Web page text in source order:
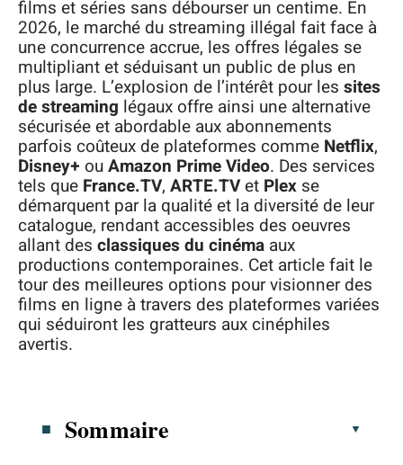
films et séries sans débourser un centime. En
2026, le marché du streaming illégal fait face à
une concurrence accrue, les offres légales se
multipliant et séduisant un public de plus en
plus large. L’explosion de l’intérêt pour les sites
de streaming légaux offre ainsi une alternative
sécurisée et abordable aux abonnements
parfois coûteux de plateformes comme Netflix,
Disney+ ouAmazon Prime Video. Des services
tels que France.TV, ARTE.TVet Plex se
démarquent par la qualité et la diversité de leur
catalogue, rendant accessibles des oeuvres
allant des classiques du cinéma aux
productions contemporaines. Cet article fait le
tour des meilleures options pour visionner des
films en ligne à travers des plateformes variées
qui séduiront les gratteurs aux cinéphiles
avertis.
Sommaire